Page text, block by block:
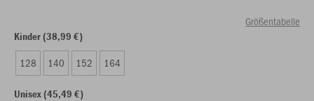
Größentabelle
Kinder (38,99 €)
128 140 152 164
Unisex (45,49 €)